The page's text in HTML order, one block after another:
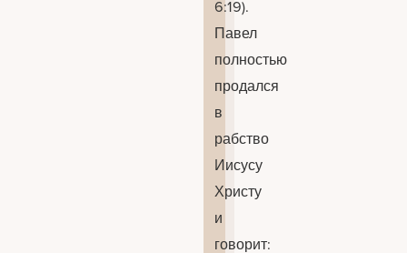
6:19).
Павел
полностью
продался
в
рабство
Иисусу
Христу
и
говорит: